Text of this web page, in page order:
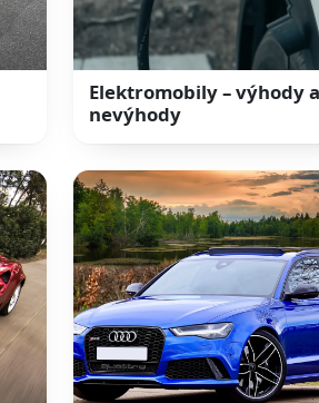
Elektromobily – výhody a
nevýhody